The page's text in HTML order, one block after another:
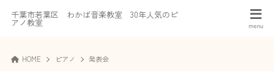
千葉市若葉区 わかば音楽教室 30年人気のピ
アノ教室
HOME ピアノ 発表会